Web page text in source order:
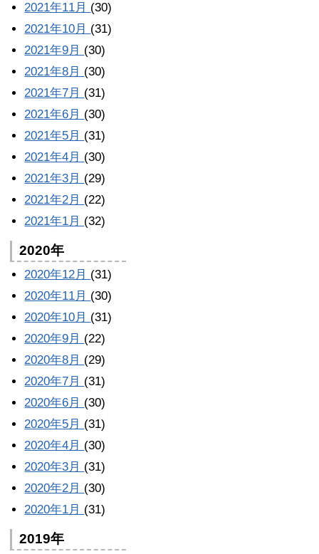
2021年11月 (30)
2021年10月 (31)
2021年9月 (30)
2021年8月 (30)
2021年7月 (31)
2021年6月 (30)
2021年5月 (31)
2021年4月 (30)
2021年3月 (29)
2021年2月 (22)
2021年1月 (32)
2020年
2020年12月 (31)
2020年11月 (30)
2020年10月 (31)
2020年9月 (22)
2020年8月 (29)
2020年7月 (31)
2020年6月 (30)
2020年5月 (31)
2020年4月 (30)
2020年3月 (31)
2020年2月 (30)
2020年1月 (31)
2019年